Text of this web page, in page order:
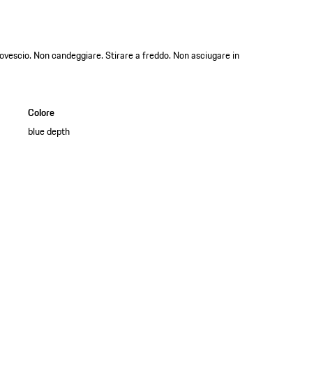
Non candeggiare. Stirare a freddo. Non asciugare in
Colore
blue depth